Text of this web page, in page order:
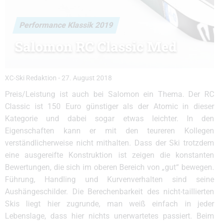
Performance Klassik 2019
Salomon RC Classic Med
XC-Ski Redaktion - 27. August 2018
Preis/Leistung ist auch bei Salomon ein Thema. Der RC
Classic ist 150 Euro günstiger als der Atomic in dieser
Kategorie und dabei sogar etwas leichter. In den
Eigenschaften kann er mit den teureren Kollegen
verständlicherweise nicht mithalten. Dass der Ski trotzdem
eine ausgereifte Konstruktion ist zeigen die konstanten
Bewertungen, die sich im oberen Bereich von „gut“ bewegen.
Führung, Handling und Kurvenverhalten sind seine
Aushängeschilder. Die Berechenbarkeit des nicht-taillierten
Skis liegt hier zugrunde, man weiß einfach in jeder
Lebenslage, dass hier nichts unerwartetes passiert. Beim